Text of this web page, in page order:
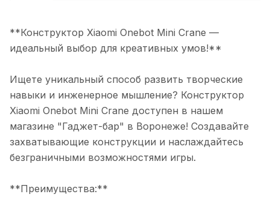
**Конструктор Xiaomi Onebot Mini Crane —
идеальный выбор для креативных умов!**
Ищете уникальный способ развить творческие
навыки и инженерное мышление? Конструктор
Xiaomi Onebot Mini Crane доступен в нашем
магазине "Гаджет-бар" в Воронеже! Создавайте
захватывающие конструкции и наслаждайтесь
безграничными возможностями игры.
**Преимущества:**